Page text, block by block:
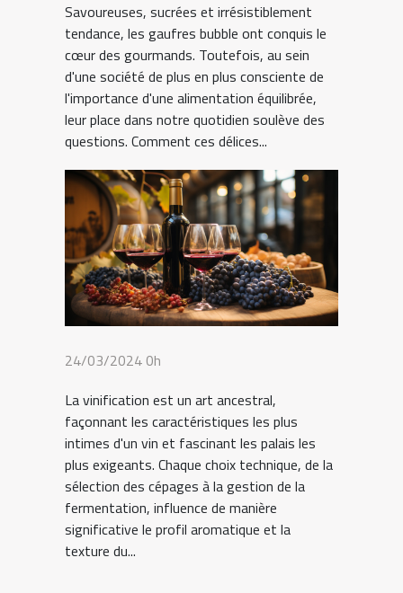
Savoureuses, sucrées et irrésistiblement
tendance, les gaufres bubble ont conquis le
cœur des gourmands. Toutefois, au sein
d'une société de plus en plus consciente de
l'importance d'une alimentation équilibrée,
leur place dans notre quotidien soulève des
questions. Comment ces délices...
24/03/2024 0h
La vinification est un art ancestral,
façonnant les caractéristiques les plus
intimes d'un vin et fascinant les palais les
plus exigeants. Chaque choix technique, de la
sélection des cépages à la gestion de la
fermentation, influence de manière
significative le profil aromatique et la
texture du...